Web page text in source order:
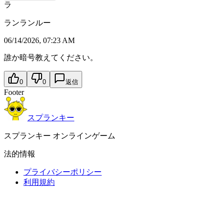
ラ
ランランルー
06/14/2026, 07:23 AM
誰か暗号教えてください。
0 0 返信
Footer
スプランキー
スプランキー オンラインゲーム
法的情報
プライバシーポリシー
利用規約